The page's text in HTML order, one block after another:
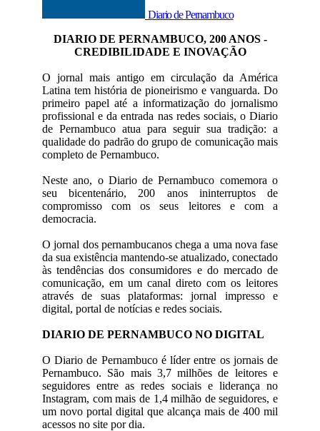
Diario de Pernambuco
DIARIO DE PERNAMBUCO, 200 ANOS -
CREDIBILIDADE E INOVAÇÃO
O jornal mais antigo em circulação da América
Latina tem história de pioneirismo e vanguarda. Do
primeiro papel até a informatização do jornalismo
profissional e da entrada nas redes sociais, o Diario
de Pernambuco atua para seguir sua tradição: a
qualidade do padrão do grupo de comunicação mais
completo de Pernambuco.
Neste ano, o Diario de Pernambuco comemora o
seu bicentenário, 200 anos ininterruptos de
compromisso com os seus leitores e com a
democracia.
O jornal dos pernambucanos chega a uma nova fase
da sua existência mantendo-se atualizado, conectado
às tendências dos consumidores e do mercado de
comunicação, em um canal direto com os leitores
através de suas plataformas: jornal impresso e
digital, portal de notícias e redes sociais.
DIARIO DE PERNAMBUCO NO DIGITAL
O Diario de Pernambuco é líder entre os jornais de
Pernambuco. São mais 3,7 milhões de leitores e
seguidores entre as redes sociais e liderança no
Instagram, com mais de 1,4 milhão de seguidores, e
um novo portal digital que alcança mais de 400 mil
acessos no site por dia.